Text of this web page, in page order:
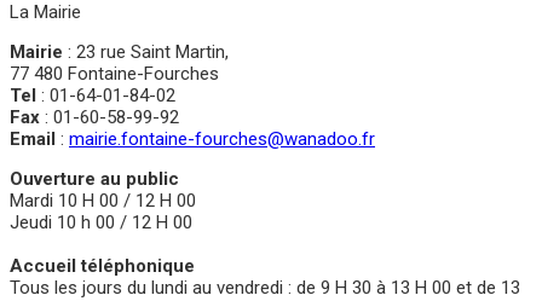
La Mairie
Mairie : 23 rue Saint Martin,
77 480 Fontaine-Fourches
Tel : 01-64-01-84-02
Fax : 01-60-58-99-92
Email : mairie.fontaine-fourches@wanadoo.fr
Ouverture au public
Mardi 10 H 00 / 12 H 00
Jeudi 10 h 00 / 12 H 00
Accueil téléphonique
Tous les jours du lundi au vendredi : de 9 H 30 à 13 H 00 et de 13